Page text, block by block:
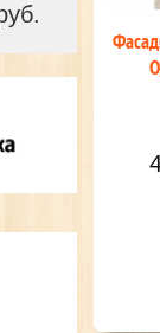
17.75 бел.